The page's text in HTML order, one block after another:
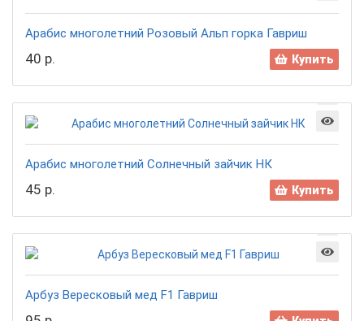
Арабис многолетний Розовый Альп горка Гавриш
40 р. Купить
Арабис многолетний Солнечный зайчик НК
45 р. Купить
Арбуз Вересковый мед F1 Гавриш